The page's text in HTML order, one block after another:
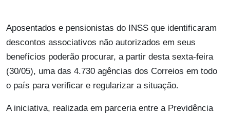
Aposentados e pensionistas do INSS que identificaram
descontos associativos não autorizados em seus
benefícios poderão procurar, a partir desta sexta-feira
(30/05), uma das 4.730 agências dos Correios em todo
o país para verificar e regularizar a situação.
A iniciativa, realizada em parceria entre a Previdência